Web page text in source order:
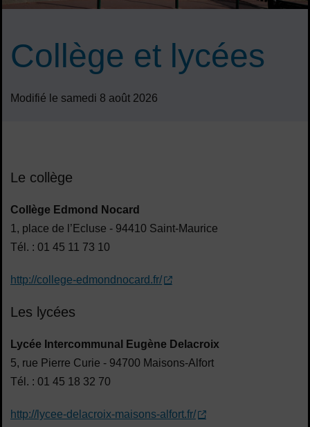
Collège et lycées
Modifié le samedi 8 août 2026
Le collège
Collège Edmond Nocard
1, place de l’Ecluse - 94410 Saint-Maurice
Tél. : 01 45 11 73 10
http://college-edmondnocard.fr/
Les lycées
Lycée Intercommunal Eugène Delacroix
5, rue Pierre Curie - 94700 Maisons-Alfort
Tél. : 01 45 18 32 70
http://lycee-delacroix-maisons-alfort.fr/